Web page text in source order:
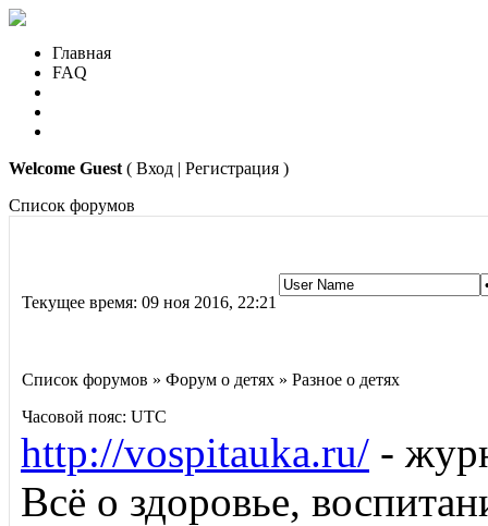
Главная
FAQ
Welcome Guest ( Вход | Регистрация )
Список форумов
Текущее время: 09 ноя 2016, 22:21
Список форумов » Форум о детях » Разное о детях
Часовой пояс: UTC
http://vospitauka.ru/ -
Всё о здоровье,